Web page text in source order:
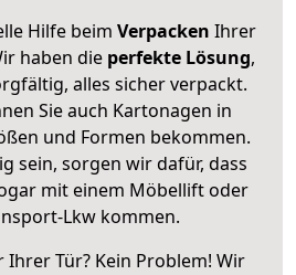
Hilfe beim Verpacken Ihrer
haben die perfekte Lösung,
alles sicher verpackt.
Sie auch Kartonagen in
und Formen bekommen.
sein, sorgen wir dafür, dass
mit einem Möbellift oder
Lkw kommen.
Ihrer Tür? Kein Problem! Wir